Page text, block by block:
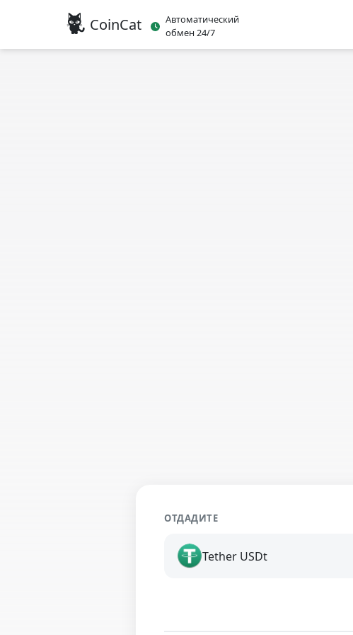
CoinCat
Автоматический
обмен 24/7
ОТДАДИТЕ
Tether USDt